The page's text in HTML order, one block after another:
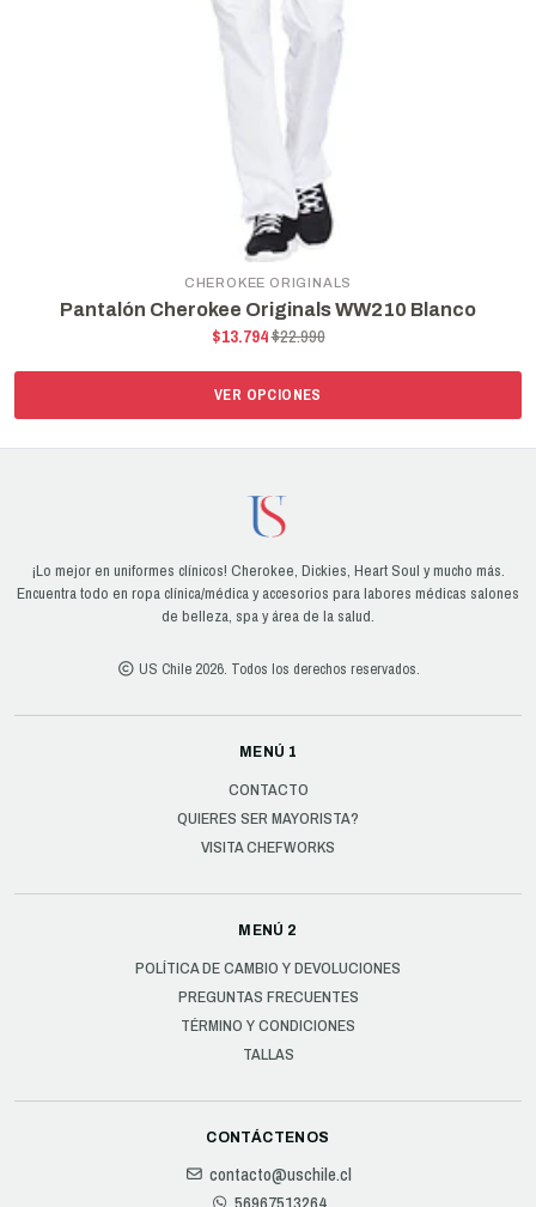
CHEROKEE ORIGINALS
Pantalón Cherokee Originals WW210 Blanco
$13.794$22.990
VER OPCIONES
¡Lo mejor en uniformes clínicos! Cherokee, Dickies, Heart Soul y mucho más.
Encuentra todo en ropa clínica/médica y accesorios para labores médicas salones
de belleza, spa y área de la salud.
US Chile 2026. Todos los derechos reservados.
MENÚ 1
CONTACTO
QUIERES SER MAYORISTA?
VISITA CHEFWORKS
MENÚ 2
POLÍTICA DE CAMBIO Y DEVOLUCIONES
PREGUNTAS FRECUENTES
TÉRMINO Y CONDICIONES
TALLAS
CONTÁCTENOS
contacto@uschile.cl